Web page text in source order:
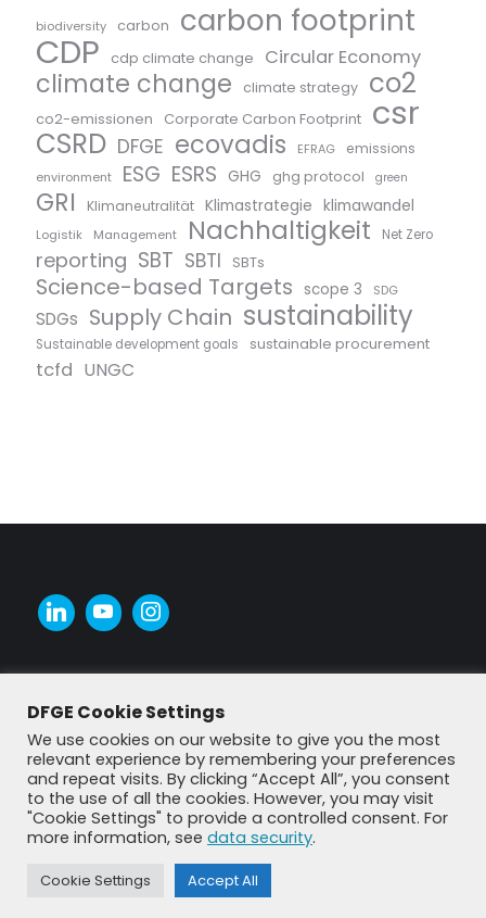
biodiversity carbon carbon footprint
CDP cdp climate change Circular Economy
climate change climate strategy co2
co2-emissionen Corporate Carbon Footprint csr
CSRD DFGE ecovadis EFRAG emissions
environment ESG ESRS GHG ghg protocol green
GRI Klimaneutralität Klimastrategie klimawandel
Logistik Management Nachhaltigkeit Net Zero
reporting SBT SBTI SBTs
Science-based Targets scope 3 SDG
SDGs Supply Chain sustainability
Sustainable development goals sustainable procurement
tcfd UNGC
Previously used menu 1
+49 8192 99 7 33-20
DFGE Cookie Settings
We use cookies on our website to give you the most
relevant experience by remembering your preferences
and repeat visits. By clicking “Accept All”, you consent
to the use of all the cookies. However, you may visit
"Cookie Settings" to provide a controlled consent. For
more information, see data security.
Cookie Settings Accept All